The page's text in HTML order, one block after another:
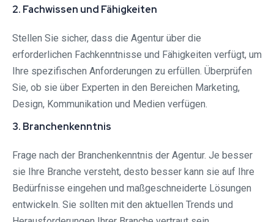
2. Fachwissen und Fähigkeiten
Stellen Sie sicher, dass die Agentur über die
erforderlichen Fachkenntnisse und Fähigkeiten verfügt, um
Ihre spezifischen Anforderungen zu erfüllen. Überprüfen
Sie, ob sie über Experten in den Bereichen Marketing,
Design, Kommunikation und Medien verfügen.
3. Branchenkenntnis
Frage nach der Branchenkenntnis der Agentur. Je besser
sie Ihre Branche versteht, desto besser kann sie auf Ihre
Bedürfnisse eingehen und maßgeschneiderte Lösungen
entwickeln. Sie sollten mit den aktuellen Trends und